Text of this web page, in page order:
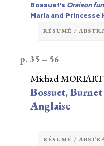
Bossuet’s Oraison
Maria and
RÉSUMÉ /
p. 35 – 56
Bossuet,
Anglaise
Michael
RÉSUMÉ /